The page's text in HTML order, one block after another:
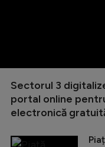
Sectorul 3
portal online
electronică